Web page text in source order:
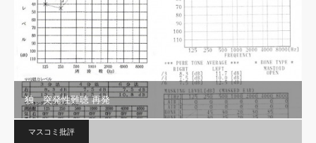
独 突発性難聴 再発
マスコミ批評